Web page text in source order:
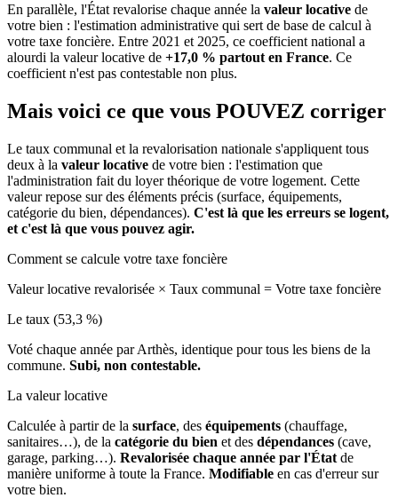
En parallèle, l'État revalorise chaque année la valeur locative de
votre bien : l'estimation administrative qui sert de base de calcul à
votre taxe foncière. Entre 2021 et 2025, ce coefficient national a
alourdi la valeur locative de +17,0 % partout en France. Ce
coefficient n'est pas contestable non plus.
Mais voici ce que vous POUVEZ corriger
Le taux communal et la revalorisation nationale s'appliquent tous
deux à la valeur locative de votre bien : l'estimation que
l'administration fait du loyer théorique de votre logement. Cette
valeur repose sur des éléments précis (surface, équipements,
catégorie du bien, dépendances). C'est là que les erreurs se logent,
et c'est là que vous pouvez agir.
Comment se calcule votre taxe foncière
Valeur locative revalorisée × Taux communal = Votre taxe foncière
Le taux (53,3 %)
Voté chaque année par Arthès, identique pour tous les biens de la
commune. Subi, non contestable.
La valeur locative
Calculée à partir de la surface, des équipements (chauffage,
sanitaires…), de la catégorie du bien et des dépendances (cave,
garage, parking…). Revalorisée chaque année par l'État de
manière uniforme à toute la France. Modifiable en cas d'erreur sur
votre bien.